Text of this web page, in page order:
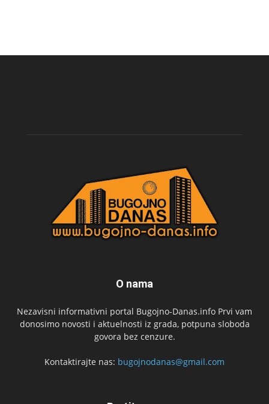
O nama
Nezavisni informativni portal Bugojno-Danas.info Prvi vam
donosimo novosti i aktuelnosti iz grada, potpuna sloboda
govora bez cenzure.
Kontaktirajte nas: bugojnodanas@gmail.com